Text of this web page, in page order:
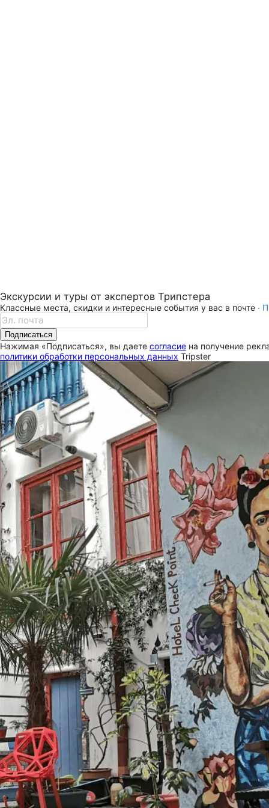
Экскурсии и туры от экспертов Трипстера
Классные места, скидки и интересные события у вас в почте ·
Подписаться
Нажимая «Подписаться», вы даете согласие на получение
политики обработки персональных данных Tripster